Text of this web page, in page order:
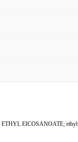
EICOSANOATE; ethyl